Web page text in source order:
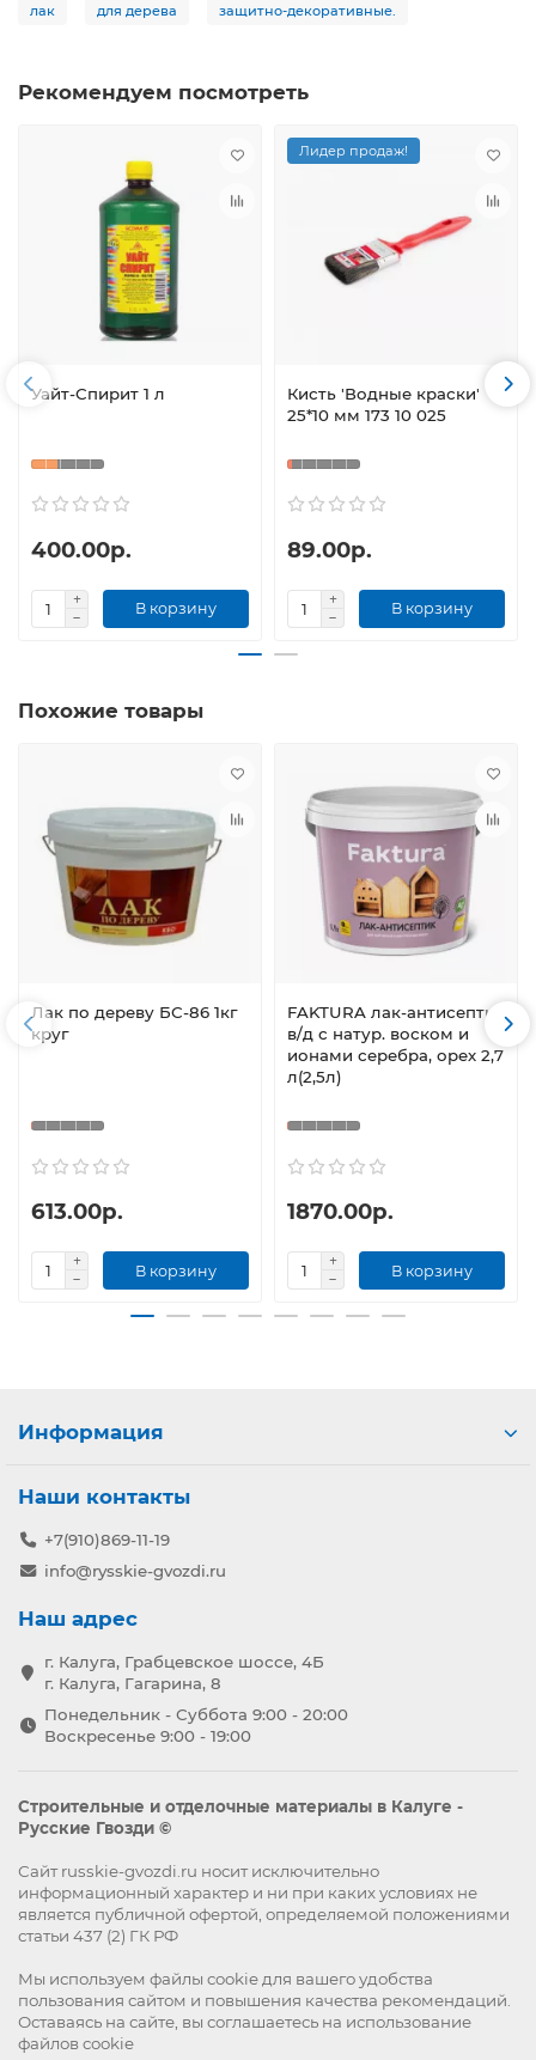
лак для дерева защитно-декоративные.
Рекомендуем посмотреть
Уайт-Спирит 1 л
400.00р.
В корзину
Лидер продаж!
Кисть 'Водные краски'
25*10 мм 173 10 025
89.00р.
В корзину
Похожие товары
Лак по дереву БС-86 1кг
круг
613.00р.
В корзину
FAKTURA лак-антисептик
в/д с натур. воском и
ионами серебра, орех 2,7
л(2,5л)
1870.00р.
В корзину
Информация
Наши контакты
+7(910)869-11-19
info@rysskie-gvozdi.ru
Наш адрес
г. Калуга, Грабцевское шоссе, 4Б
г. Калуга, Гагарина, 8
Понедельник - Суббота 9:00 - 20:00
Воскресенье 9:00 - 19:00
Строительные и отделочные материалы в Калуге -
Русские Гвозди ©
Сайт russkie-gvozdi.ru носит исключительно
информационный характер и ни при каких условиях не
является публичной офертой, определяемой положениями
статьи 437 (2) ГК РФ
Мы используем файлы cookie для вашего удобства
пользования сайтом и повышения качества рекомендаций.
Оставаясь на сайте, вы соглашаетесь на использование
файлов cookie